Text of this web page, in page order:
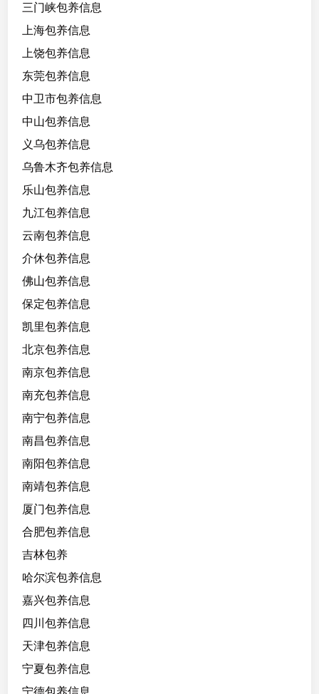
1
9
1
7
2
4
5
k
，
比
较
比
较
瘦
三门峡包养信息
上海包养信息
上饶包养信息
东莞包养信息
中卫市包养信息
中山包养信息
义乌包养信息
乌鲁木齐包养信息
乐山包养信息
九江包养信息
云南包养信息
介休包养信息
佛山包养信息
保定包养信息
凯里包养信息
北京包养信息
南京包养信息
南充包养信息
南宁包养信息
南昌包养信息
南阳包养信息
南靖包养信息
厦门包养信息
合肥包养信息
吉林包养
哈尔滨包养信息
嘉兴包养信息
四川包养信息
天津包养信息
宁夏包养信息